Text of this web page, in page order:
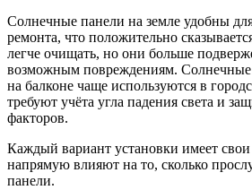
Солнечные панели на земле удобны
ремонта, что положительно
легче очищать, но они больше
возможным повреждениям. Солнечные
на балконе чаще используются в
требуют учёта угла падения света и
факторов.
Каждый вариант установки имеет
напрямую влияют на то, сколько
панели.